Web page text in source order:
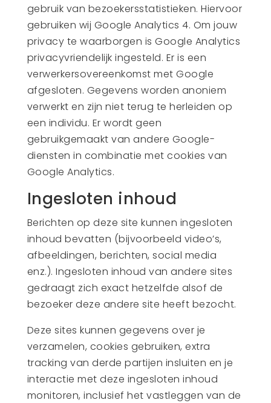
gebruik van bezoekersstatistieken. Hiervoor
gebruiken wij Google Analytics 4. Om jouw
privacy te waarborgen is Google Analytics
privacyvriendelijk ingesteld. Er is een
verwerkersovereenkomst met Google
afgesloten. Gegevens worden anoniem
verwerkt en zijn niet terug te herleiden op
een individu. Er wordt geen
gebruikgemaakt van andere Google-
diensten in combinatie met cookies van
Google Analytics.
Ingesloten inhoud
Berichten op deze site kunnen ingesloten
inhoud bevatten (bijvoorbeeld video’s,
afbeeldingen, berichten, social media
enz.). Ingesloten inhoud van andere sites
gedraagt zich exact hetzelfde alsof de
bezoeker deze andere site heeft bezocht.
Deze sites kunnen gegevens over je
verzamelen, cookies gebruiken, extra
tracking van derde partijen insluiten en je
interactie met deze ingesloten inhoud
monitoren, inclusief het vastleggen van de